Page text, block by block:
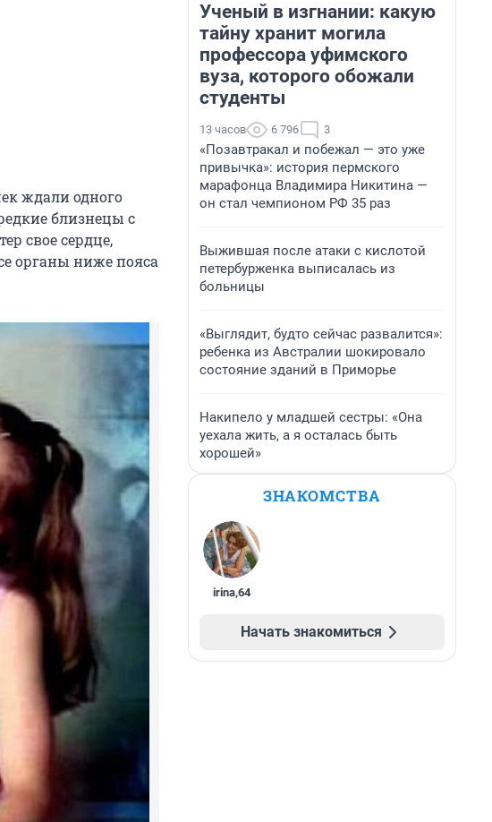
ждали одного
близнецы с
свое сердце,
органы ниже пояса
Ученый в изгнании: какую
тайну хранит могила
профессора уфимского
вуза, которого обожали
студенты
13 часов 6 796 3
«Позавтракал и побежал — это уже
привычка»: история пермского
марафонца Владимира Никитина —
он стал чемпионом РФ 35 раз
Выжившая после атаки с кислотой
петербурженка выписалась из
больницы
«Выглядит, будто сейчас развалится»:
ребенка из Австралии шокировало
состояние зданий в Приморье
Накипело у младшей сестры: «Она
уехала жить, а я осталась быть
хорошей»
ЗНАКОМСТВА
irina,64
Начать знакомиться